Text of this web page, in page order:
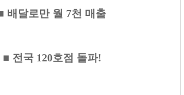
배달로만 월 7천 매출
■ 전국 120호점 돌파!